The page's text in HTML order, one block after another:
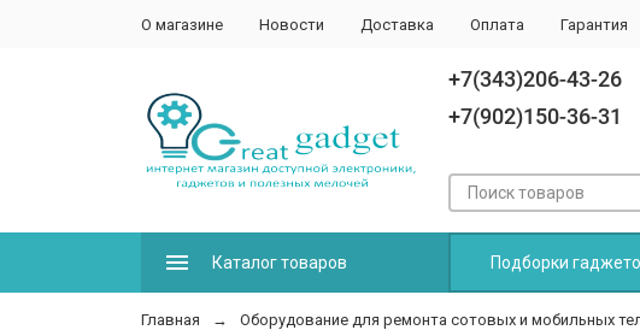
О магазине Новости Доставка Оплата Гарантия
+7(343)206-43-26
+7(902)150-36-31
Каталог товаров Подборки
Главная Оборудование для ремонта сотовых и мобильных